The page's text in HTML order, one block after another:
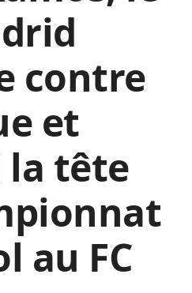
contre
et
la tête
au FC